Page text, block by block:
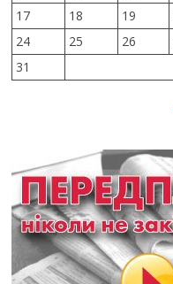
17
18 19
24
25 26
31